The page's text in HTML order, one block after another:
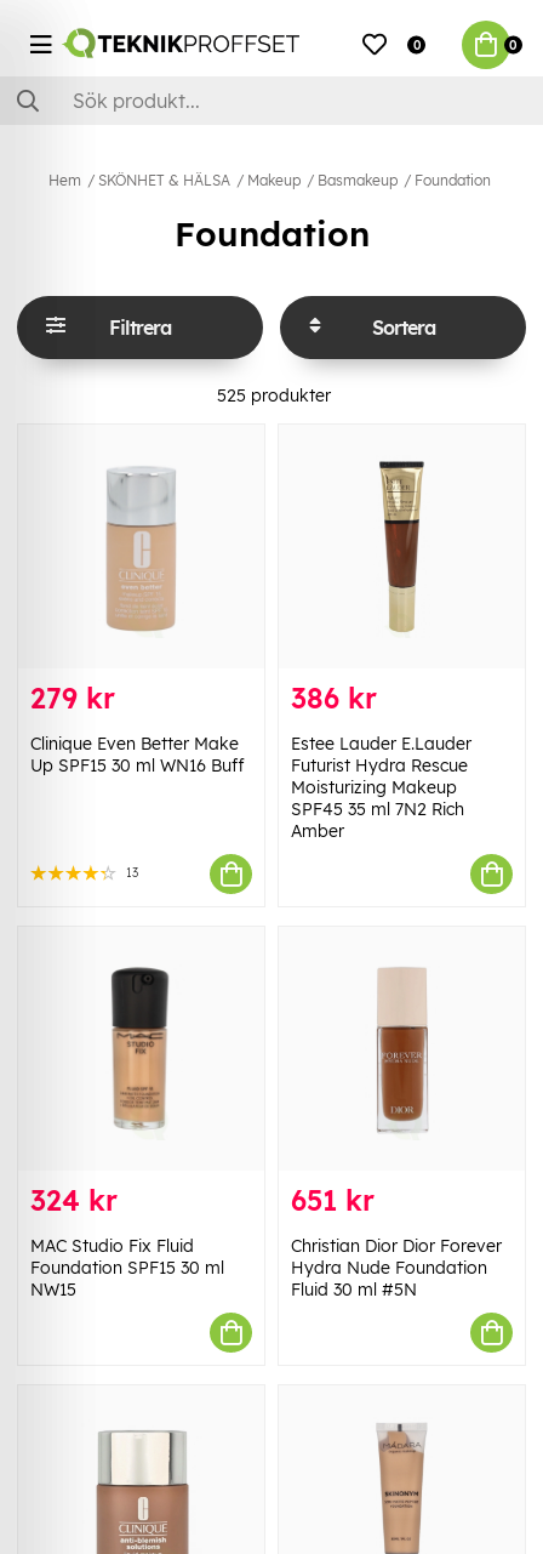
0 0
Hem SKÖNHET & HÄLSA Makeup Basmakeup Foundation
Foundation
Filtrera Sortera
525 produkter
279 kr
Clinique Even Better Make
Up SPF15 30 ml WN16 Buff
13
386 kr
Estee Lauder E.Lauder
Futurist Hydra Rescue
Moisturizing Makeup
SPF45 35 ml 7N2 Rich
Amber
324 kr
MAC Studio Fix Fluid
Foundation SPF15 30 ml
NW15
651 kr
Christian Dior Dior Forever
Hydra Nude Foundation
Fluid 30 ml #5N